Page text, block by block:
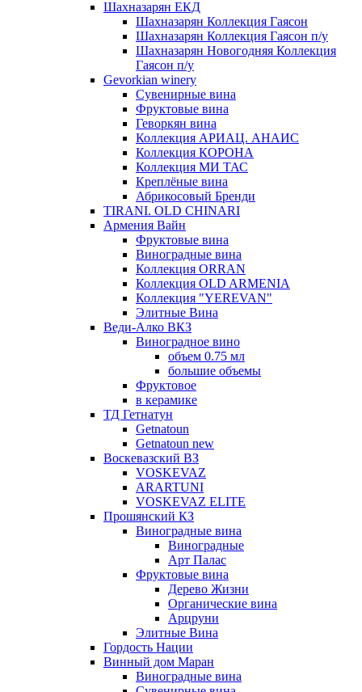
Шахназарян ЕКД
Шахназарян Коллекция Гаясон
Шахназарян Коллекция Гаясон п/у
Шахназарян Новогодняя Коллекция
Гаясон п/у
Gevorkian winery
Сувенирные вина
Фруктовые вина
Геворкян вина
Коллекция АРИАЦ. АНАИС
Коллекция КОРОНА
Коллекция МИ ТАС
Креплёные вина
Абрикосовый Бренди
TIRANI. OLD CHINARI
Армения Вайн
Фруктовые вина
Виноградные вина
Коллекция ORRAN
Коллекция OLD ARMENIA
Коллекция "YEREVAN"
Элитные Вина
Веди-Алко ВКЗ
Виноградное вино
объем 0.75 мл
большие объемы
Фруктовое
в керамике
ТД Гетнатун
Getnatoun
Getnatoun new
Воскевазский ВЗ
VOSKEVAZ
ARARTUNI
VOSKEVAZ ELITE
Прошянский КЗ
Виноградные вина
Виноградные
Арт Палас
Фруктовые вина
Дерево Жизни
Органические вина
Арцруни
Элитные Вина
Гордость Нации
Винный дом Маран
Виноградные вина